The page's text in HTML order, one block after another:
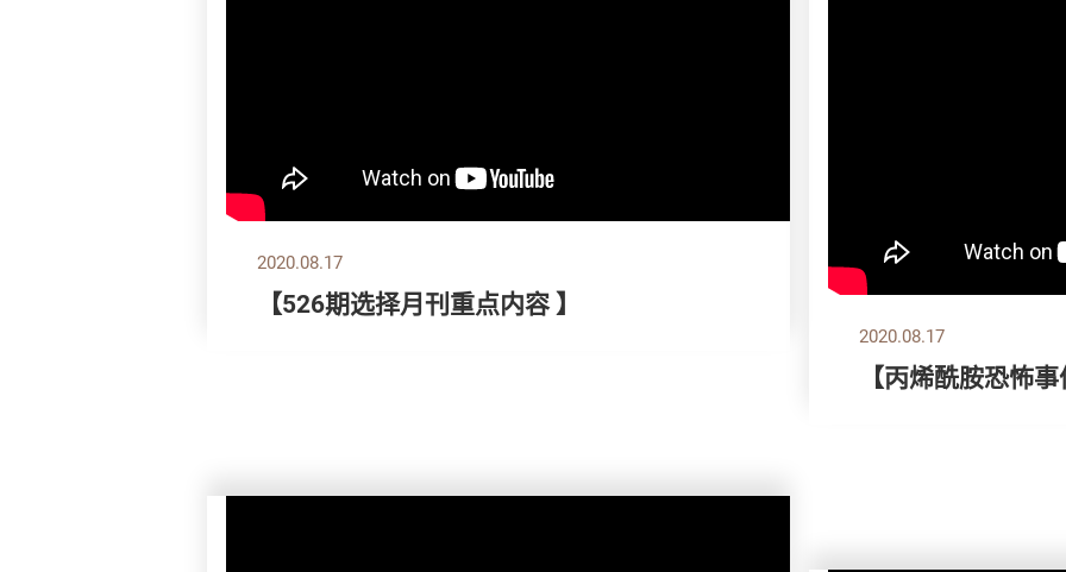
2020.08.17
【526期选择月刊重点内容 】
2020.08.17
【丙烯酰胺恐怖